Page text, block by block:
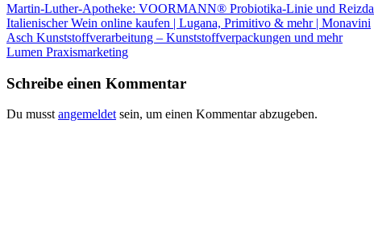
Martin-Luther-Apotheke: VOORMANN® Probiotika-Linie und
Italienischer Wein online kaufen | Lugana, Primitivo & mehr | Monavini
Asch Kunststoffverarbeitung – Kunststoffverpackungen und mehr
Lumen Praxismarketing
Schreibe einen Kommentar
Du musst angemeldet sein, um einen Kommentar abzugeben.